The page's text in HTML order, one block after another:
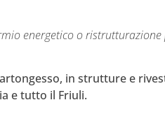
energetico o ristrutturazione
in strutture e
e tutto il Friuli.